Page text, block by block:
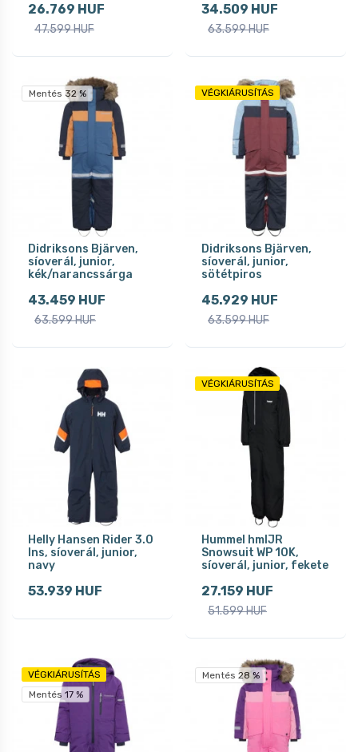
26.769 HUF
47.599 HUF
34.509 HUF
63.599 HUF
Mentés 32 %
Didriksons Bjärven,
síoverál, junior,
kék/narancssárga
43.459 HUF
63.599 HUF
VÉGKIÁRUSÍTÁS
Didriksons Bjärven,
síoverál, junior,
sötétpiros
45.929 HUF
63.599 HUF
Helly Hansen Rider 3.0
Ins, síoverál, junior,
navy
53.939 HUF
VÉGKIÁRUSÍTÁS
Hummel hmlJR
Snowsuit WP 10K,
síoverál, junior, fekete
27.159 HUF
51.599 HUF
VÉGKIÁRUSÍTÁS
Mentés 17 %
Mentés 28 %